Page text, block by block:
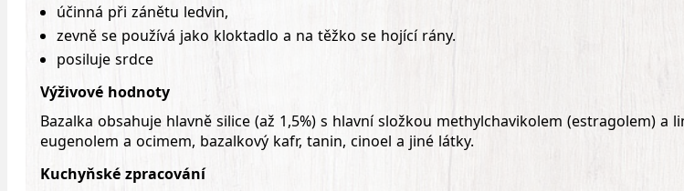
účinná při zánětu ledvin,
zevně se používá jako kloktadlo a na těžko se hojící rány.
posiluje srdce
Výživové hodnoty
Bazalka obsahuje hlavně silice (až 1,5%) s hlavní složkou methylchavikolem (estragolem)
eugenolem a ocimem, bazalkový kafr, tanin, cinoel a jiné látky.
Kuchyňské zpracování